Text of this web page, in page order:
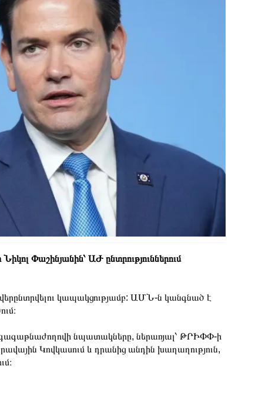
Փաշինյանին՝ ԱԺ ընտրություններում
կապակցությամբ: ԱՄՆ-ն կանգնած է
նպատակները, ներառյալ՝ ԹՐԻՓՓ-ի
Կովկասում և դրանից անդին խաղաղություն,